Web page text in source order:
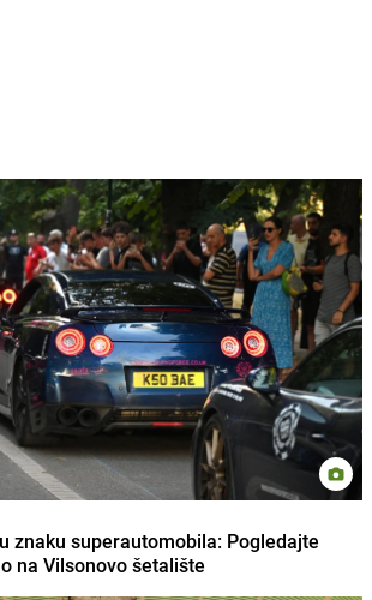
znaku superautomobila: Pogledajte
na Vilsonovo šetalište